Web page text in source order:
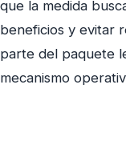
que la medida
beneficios y evitar
parte del paquete
mecanismo